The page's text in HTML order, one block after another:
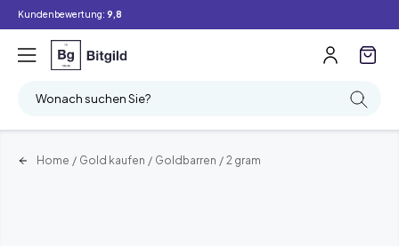
Kundenbewertung: 9,8
Wonach suchen Sie?
Filter
Home / Gold kaufen / Goldbarren / 2 gram